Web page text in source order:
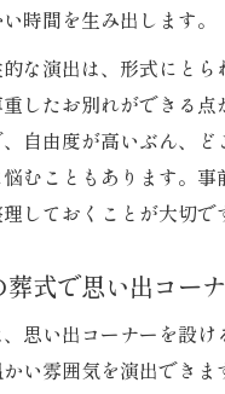
時間を生み出します。
な演出は、形式にと
したお別れができる点
自由度が高いぶん、ど
むこともあります。
しておくことが大切で
葬式で思い出コー
思い出コーナーを設け
い雰囲気を演出でき